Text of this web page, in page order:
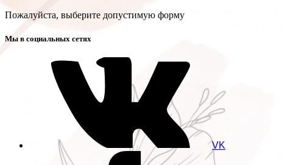
Пожалуйста, выберите допустимую форму
Мы в социальных сетях
VK